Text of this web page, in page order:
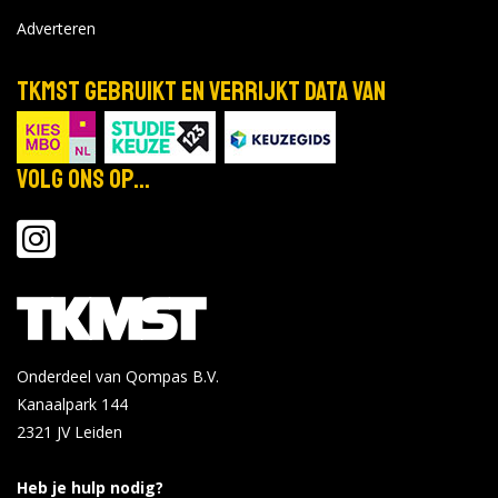
2026
Tijd: 09:00 - 17:00
Bekijk de details Bekijk op uva.nl
Universiteit van Amsterdam - Amsterdam
8-12
2027
Locatie:
Tijd: 09:00 - 19:00
Bekijk de details
Universiteit Utrecht - Utrecht
Adverteren
TKMST gebruikt en verrijkt data van
Volg ons op...
Onderdeel van Qompas B.V.
Kanaalpark 144
2321 JV Leiden
Heb je hulp nodig?